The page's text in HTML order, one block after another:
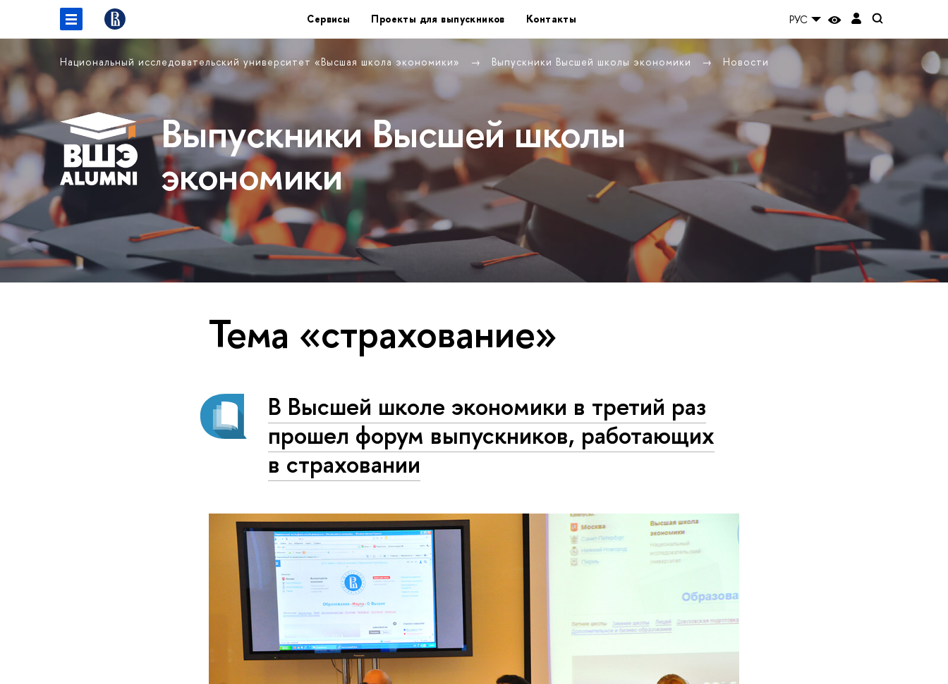
Сервисы Проекты для выпускников Контакты РУС
Национальный исследовательский университет «Высшая школа экономики» Выпускники Высшей школы экономики Новости
Выпускники Высшей школы
экономики
Тема «страхование»
В Высшей школе экономики в третий раз
прошел форум выпускников, работающих
в страховании